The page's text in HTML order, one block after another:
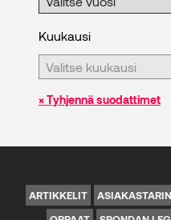
Kuukausi
× Tyhjennä suodattimet
ARTIKKELIT